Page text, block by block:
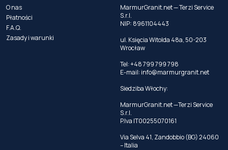
O nas
Płatności
F.A.Q.
Zasady i warunki
MarmurGranit.net — Terzi Service
S.r.l.
NIP: 8961104443
ul. Księcia Witolda 48a, 50-203
Wrocław
Tel: +48 799 799 798
E-mail: info@marmurgranit.net
Siedziba Włochy:
MarmurGranit.net —Terzi Service
S.r.l.
P.Iva IT00255070161
Via Selva 41, Zandobbio (BG) 24060
– Italia